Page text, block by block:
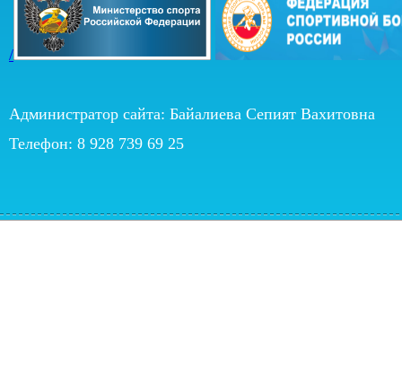
/
Администратор сайта: Байалиева Сепият Вахитовна
Телефон: 8 928 739 69 25